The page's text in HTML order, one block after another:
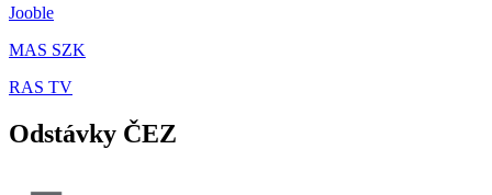
Jooble
MAS SZK
RAS TV
Odstávky ČEZ